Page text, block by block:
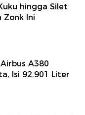
hingga Silet
Zonk Ini
A380
Isi 92.901 Liter